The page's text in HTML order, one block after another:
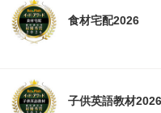
食材宅配2026
子供英語教材2026